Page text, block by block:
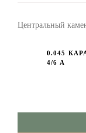
Центральный
0.045
4/6 А